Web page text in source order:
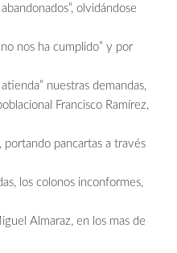
olvidándose
nos ha cumplido” y por
nuestras demandas,
Francisco Ramírez,
portando pancartas a través
los colonos inconformes,
Almaraz, en los mas de